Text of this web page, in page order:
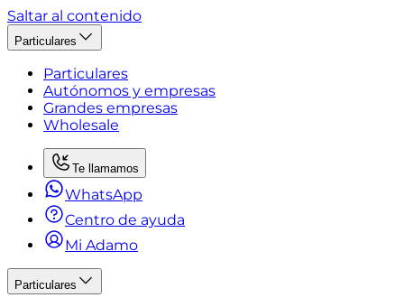
Saltar al contenido
Particulares
Particulares
Autónomos y empresas
Grandes empresas
Wholesale
Te llamamos
WhatsApp
Centro de ayuda
Mi Adamo
Particulares